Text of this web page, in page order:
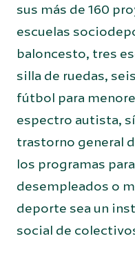
sus más de 160
escuelas
baloncesto, tres
silla de ruedas,
fútbol para
espectro autista,
trastorno general
los programas
desempleados o
deporte sea un
social de